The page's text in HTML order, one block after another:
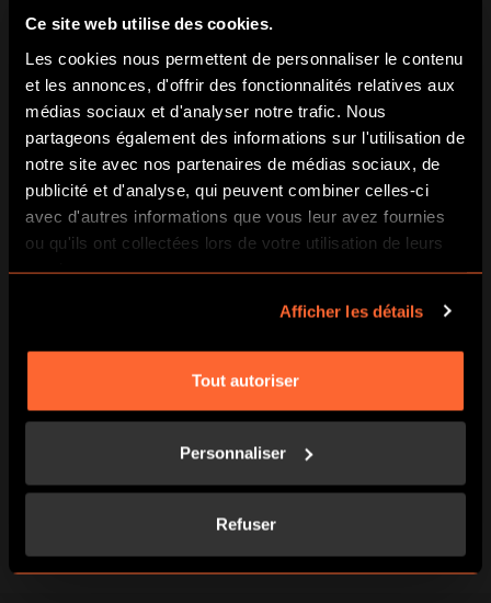
Ce site web utilise des cookies.
Les cookies nous permettent de personnaliser le contenu
et les annonces, d'offrir des fonctionnalités relatives aux
médias sociaux et d'analyser notre trafic. Nous
partageons également des informations sur l'utilisation de
notre site avec nos partenaires de médias sociaux, de
publicité et d'analyse, qui peuvent combiner celles-ci
avec d'autres informations que vous leur avez fournies
ou qu'ils ont collectées lors de votre utilisation de leurs
services.
Afficher les détails
Tout autoriser
Personnaliser
Refuser
1,00 €
AJOUTER AU PANIER